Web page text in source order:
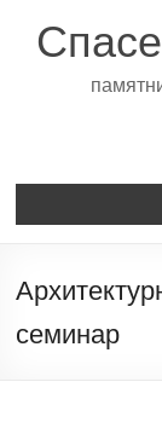
семинар